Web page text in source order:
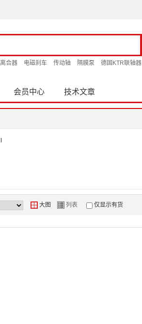
离合器 电磁刹车 传动轴 隔膜泵 德国KTR联轴器
会员中心 技术文章
Y 大图 Z 列表 仅显示有货